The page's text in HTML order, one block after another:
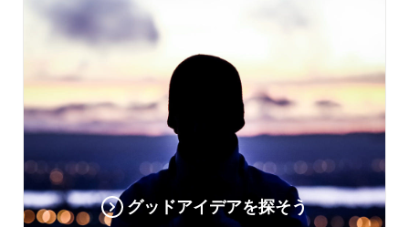
グッドアイデアを探そう